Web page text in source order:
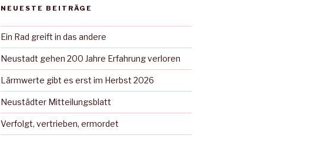
NEUESTE BEITRÄGE
Ein Rad greift in das andere
Neustadt gehen 200 Jahre Erfahrung verloren
Lärmwerte gibt es erst im Herbst 2026
Neustädter Mitteilungsblatt
Verfolgt, vertrieben, ermordet